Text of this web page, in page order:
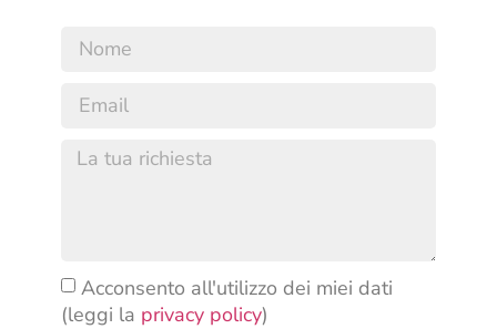
Acconsento all'utilizzo dei miei dati
(leggi la privacy policy)